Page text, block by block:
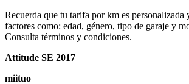
Recuerda que tu tarifa por km es personalizada
factores como: edad, género, tipo de garaje y
Consulta términos y condiciones.
Attitude SE 2017
miituo